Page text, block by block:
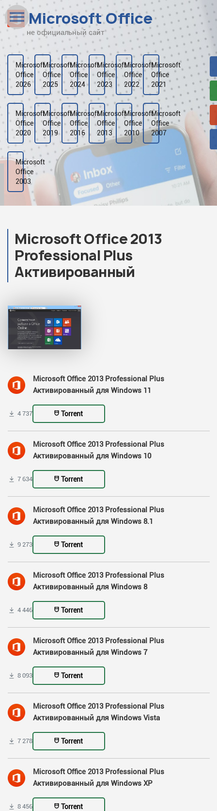
Наверх
Рейтинг
Видео
Галерея
Microsoft Office
не официальный сайт
Microsoft
Office
2026
Microsoft
Office
2025
Microsoft
Office
2024
Microsoft
Office
2023
Microsoft
Office
2022
Microsoft
Office
2021
Microsoft
Office
2020
Microsoft
Office
2019
Microsoft
Office
2016
Microsoft
Office
2013
Microsoft
Office
2010
Microsoft
Office
2007
Microsoft
Office
2003
Microsoft Office 2013
Professional Plus
Активированный
Microsoft Office 2013 Professional Plus
Активированный для Windows 11
4 737 Torrent
Microsoft Office 2013 Professional Plus
Активированный для Windows 10
7 634 Torrent
Microsoft Office 2013 Professional Plus
Активированный для Windows 8.1
9 273 Torrent
Microsoft Office 2013 Professional Plus
Активированный для Windows 8
4 446 Torrent
Microsoft Office 2013 Professional Plus
Активированный для Windows 7
8 093 Torrent
Microsoft Office 2013 Professional Plus
Активированный для Windows Vista
7 278 Torrent
Microsoft Office 2013 Professional Plus
Активированный для Windows XP
8 456 Torrent